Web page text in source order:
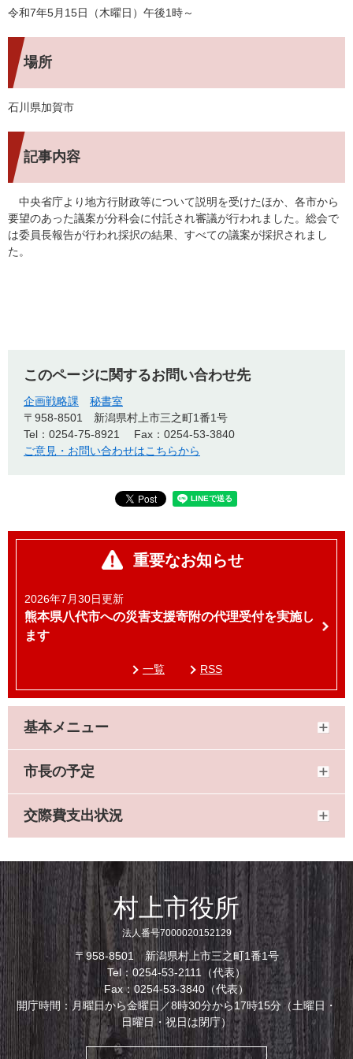
令和7年5月15日（木曜日）午後1時～
場所
石川県加賀市
記事内容
中央省庁より地方行財政等について説明を受けたほか、各市から
要望のあった議案が分科会に付託され審議が行われました。総会で
は委員長報告が行われ採択の結果、すべての議案が採択されまし
た。
このページに関するお問い合わせ先
企画戦略課
秘書室
〒958-8501
新潟県村上市三之町1番1号
Tel：0254-75-8921
Fax：0254-53-3840
ご意見・お問い合わせはこちらから
重要なお知らせ
2026年7月30日更新
熊本県八代市への災害支援寄附の代理受付を実施し
ます
一覧 RSS
基本メニュー
市長の予定
交際費支出状況
村上市役所
法人番号7000020152129
〒958-8501 新潟県村上市三之町1番1号
Tel：0254-53-2111（代表）
Fax：0254-53-3840（代表）
開庁時間：月曜日から金曜日／8時30分から17時15分（土曜日・
日曜日・祝日は閉庁）